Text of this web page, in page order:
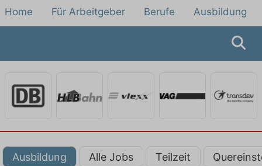
Home Für Arbeitgeber Berufe Ausbildung
Ausbildung Alle Jobs Teilzeit